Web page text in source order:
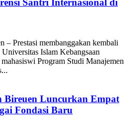
Santri Internasional di
Prestasi membanggakan kembali
Islam Kebangsaan
Program Studi Manajemen
Bireuen Luncurkan Empat
Fondasi Baru